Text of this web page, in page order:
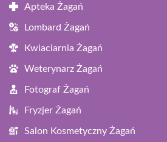
Apteka Żagań
Lombard Żagań
Kwiaciarnia Żagań
Weterynarz Żagań
Fotograf Żagań
Fryzjer Żagań
Salon Kosmetyczny Żagań